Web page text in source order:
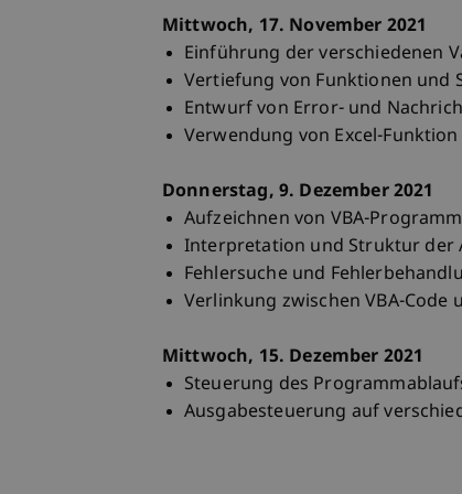
Mittwoch, 17. November 2021
Einführung der verschiedenen
Vertiefung von Funktionen und
Entwurf von Error- und
Verwendung von Excel-Funktion
Donnerstag, 9. Dezember 2021
Aufzeichnen von VBA-
Interpretation und Struktur der
Fehlersuche und
Verlinkung zwischen VBA-Code
Mittwoch, 15. Dezember 2021
Steuerung des
Ausgabesteuerung auf